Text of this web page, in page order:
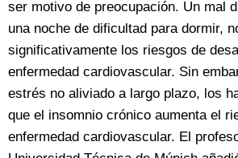
ser motivo de preocupación. Un mal
una noche de dificultad para dormir,
significativamente los riesgos de
enfermedad cardiovascular. Sin
estrés no aliviado a largo plazo, los
que el insomnio crónico aumenta el
enfermedad cardiovascular. El